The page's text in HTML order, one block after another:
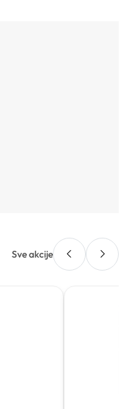
Sve akcije